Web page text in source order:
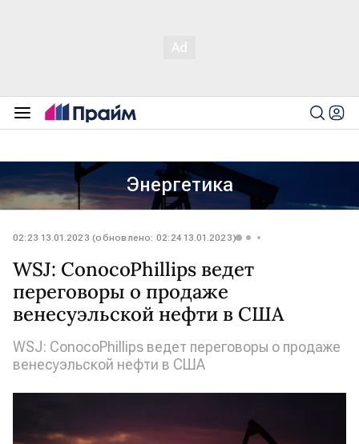
Энергетика
02:23 13.01.2023 (обновлено: 02:24 13.01.2023)
WSJ: ConocoPhillips ведет
переговоры о продаже
венесуэльской нефти в США
WSJ: ConocoPhillips ведет переговоры о продаже
венесуэльской нефти в США